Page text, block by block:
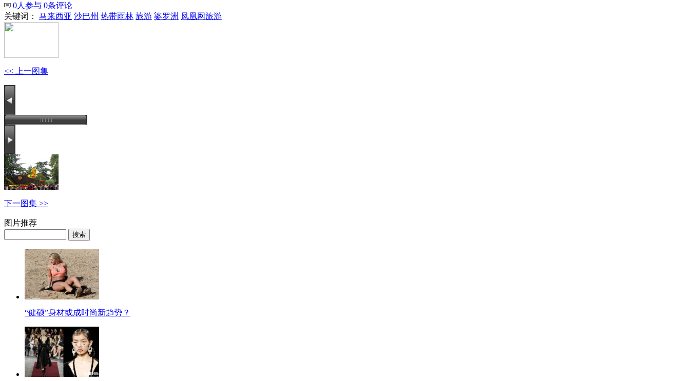
0人参与 0条评论
关键词： 马来西亚 沙巴州 热带雨林 旅游 婆罗洲 凤凰网旅游
<< 上一图集
下一图集 >>
图片推荐
“健硕”身材或成时尚新趋势？